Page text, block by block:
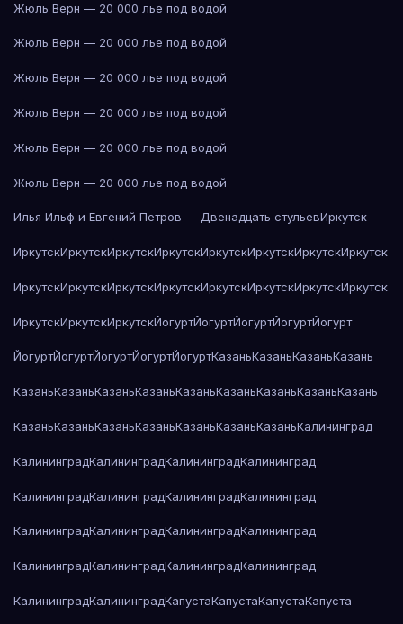
Жюль Верн — 20 000 лье под водой
Жюль Верн — 20 000 лье под водой
Жюль Верн — 20 000 лье под водой
Жюль Верн — 20 000 лье под водой
Жюль Верн — 20 000 лье под водой
Жюль Верн — 20 000 лье под водой
Илья Ильф и Евгений Петров — Двенадцать стульевИркутск
ИркутскИркутскИркутскИркутскИркутскИркутскИркутскИркутск
ИркутскИркутскИркутскИркутскИркутскИркутскИркутскИркутск
ИркутскИркутскИркутскЙогуртЙогуртЙогуртЙогуртЙогурт
ЙогуртЙогуртЙогуртЙогуртЙогуртКазаньКазаньКазаньКазань
КазаньКазаньКазаньКазаньКазаньКазаньКазаньКазаньКазань
КазаньКазаньКазаньКазаньКазаньКазаньКазаньКалининград
КалининградКалининградКалининградКалининград
КалининградКалининградКалининградКалининград
КалининградКалининградКалининградКалининград
КалининградКалининградКалининградКалининград
КалининградКалининградКапустаКапустаКапустаКапуста